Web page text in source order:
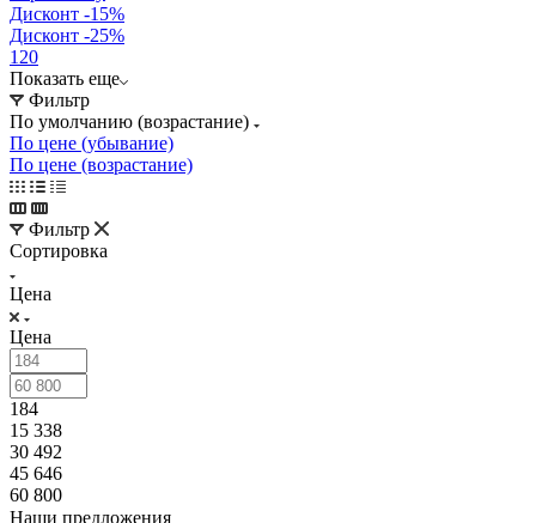
Дисконт -15%
Дисконт -25%
120
Показать еще
Фильтр
По умолчанию (возрастание)
По цене (убывание)
По цене (возрастание)
Фильтр
Сортировка
Цена
Цена
184
15 338
30 492
45 646
60 800
Наши предложения